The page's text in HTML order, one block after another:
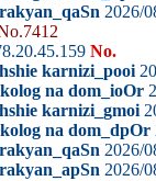
2026/
No.
karnizi_pooi
na dom_ioOr
karnizi_gmoi
na dom_dpOr
2026/
2026/